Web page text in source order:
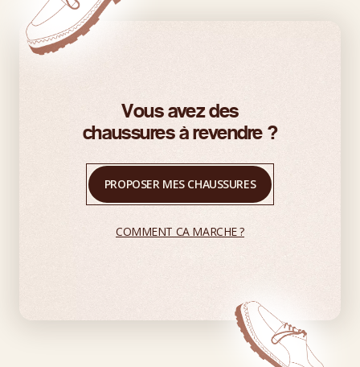
Vous avez des
chaussures à revendre ?
PROPOSER MES CHAUSSURES
COMMENT CA MARCHE ?